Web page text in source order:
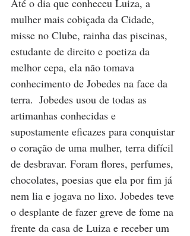
Até o dia que conheceu Luiza, a
mulher mais cobiçada da Cidade,
misse no Clube, rainha das piscinas,
estudante de direito e poetiza da
melhor cepa, ela não tomava
conhecimento de Jobedes na face da
terra.  Jobedes usou de todas as
artimanhas conhecidas e
supostamente eficazes para conquistar
o coração de uma mulher, terra difícil
de desbravar. Foram flores, perfumes,
chocolates, poesias que ela por fim já
nem lia e jogava no lixo. Jobedes teve
o desplante de fazer greve de fome na
frente da casa de Luiza e receber um